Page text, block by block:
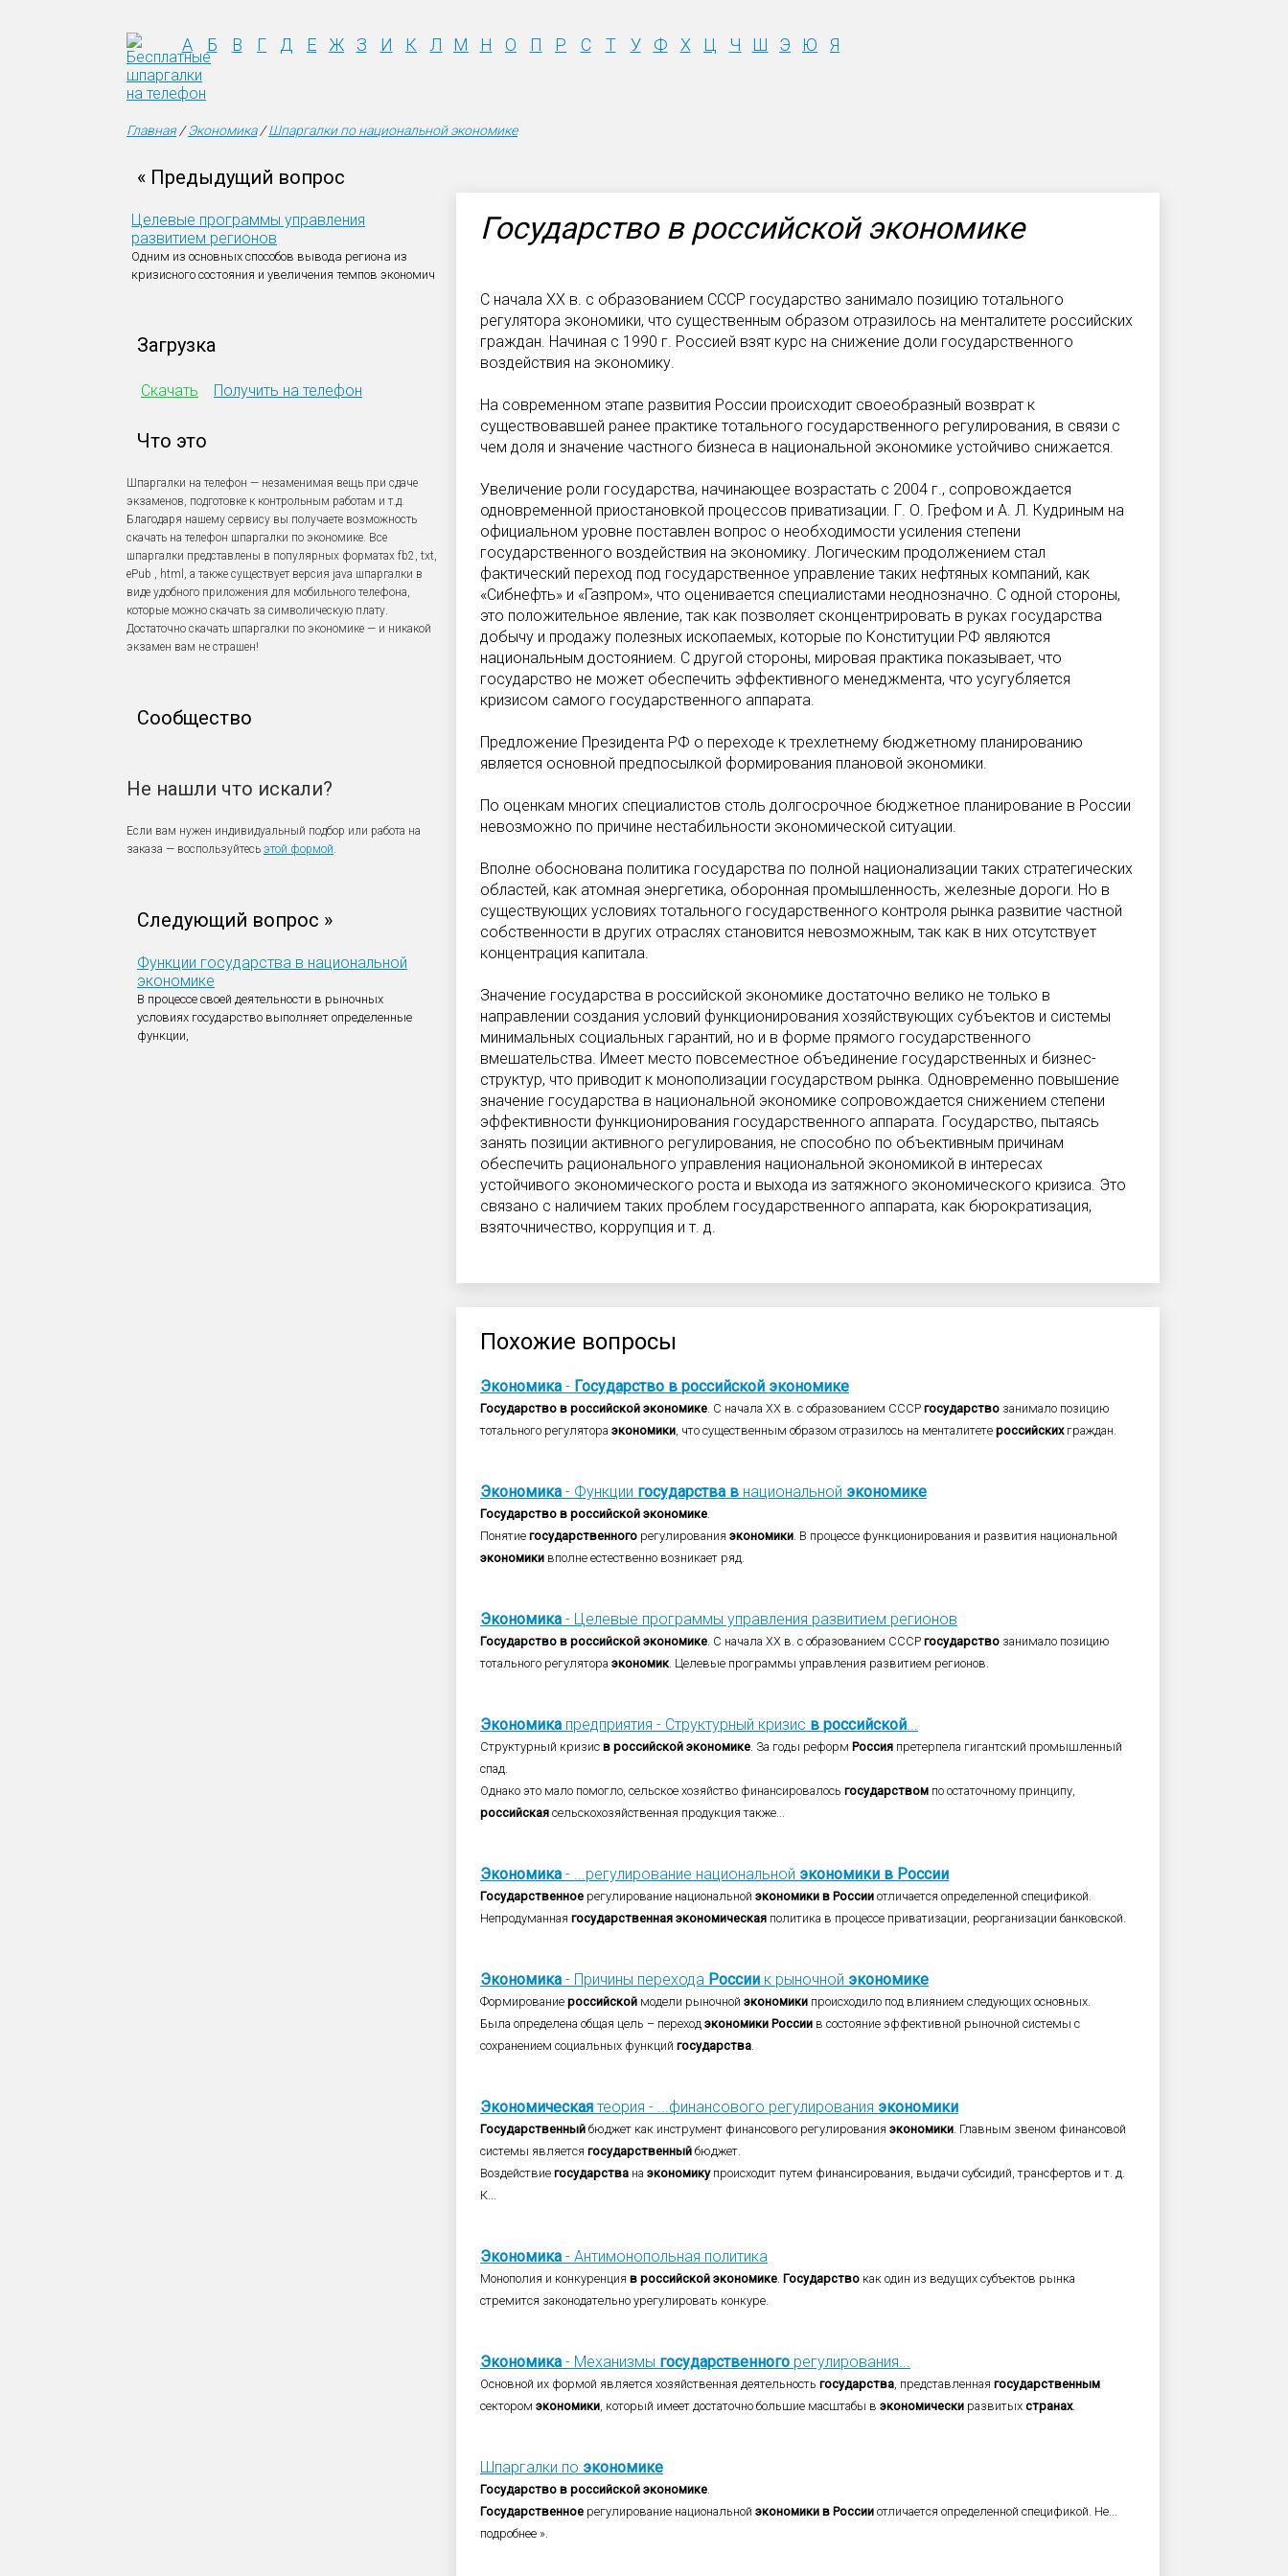
А Б В Г Д Е Ж З И К Л М Н О П Р С Т У Ф Х Ц Ч Ш Э Ю Я
Главная/Экономика/Шпаргалки по национальной экономике
« Предыдущий вопрос
Целевые программы управления
развитием регионов
Одним из основных способов вывода региона из
кризисного состояния и увеличения темпов экономич
Загрузка
Скачать Получить на телефон
Что это
Шпаргалки на телефон — незаменимая вещь при сдаче
экзаменов, подготовке к контрольным работам и т.д.
Благодаря нашему сервису вы получаете возможность
скачать на телефон шпаргалки по экономике. Все
шпаргалки представлены в популярных форматах fb2, txt,
ePub , html, а также существует версия java шпаргалки в
виде удобного приложения для мобильного телефона,
которые можно скачать за символическую плату.
Достаточно скачать шпаргалки по экономике — и никакой
экзамен вам не страшен!
Сообщество
Не нашли что искали?
Если вам нужен индивидуальный подбор или работа на
заказа — воспользуйтесь этой формой.
Следующий вопрос »
Функции государства в национальной
экономике
В процессе своей деятельности в рыночных
условиях государство выполняет определенные
функции,
Государство в российской экономике
С начала ХХ в. с образованием СССР государство занимало позицию тотального
регулятора экономики, что существенным образом отразилось на менталитете российских
граждан. Начиная с 1990 г. Россией взят курс на снижение доли государственного
воздействия на экономику.
На современном этапе развития России происходит своеобразный возврат к
существовавшей ранее практике тотального государственного регулирования, в связи с
чем доля и значение частного бизнеса в национальной экономике устойчиво снижается.
Увеличение роли государства, начинающее возрастать с 2004 г., сопровождается
одновременной приостановкой процессов приватизации. Г. О. Грефом и А. Л. Кудриным на
официальном уровне поставлен вопрос о необходимости усиления степени
государственного воздействия на экономику. Логическим продолжением стал
фактический переход под государственное управление таких нефтяных компаний, как
«Сибнефть» и «Газпром», что оценивается специалистами неоднозначно. С одной стороны,
это положительное явление, так как позволяет сконцентрировать в руках государства
добычу и продажу полезных ископаемых, которые по Конституции РФ являются
национальным достоянием. С другой стороны, мировая практика показывает, что
государство не может обеспечить эффективного менеджмента, что усугубляется
кризисом самого государственного аппарата.
Предложение Президента РФ о переходе к трехлетнему бюджетному планированию
является основной предпосылкой формирования плановой экономики.
По оценкам многих специалистов столь долгосрочное бюджетное планирование в России
невозможно по причине нестабильности экономической ситуации.
Вполне обоснована политика государства по полной национализации таких стратегических
областей, как атомная энергетика, оборонная промышленность, железные дороги. Но в
существующих условиях тотального государственного контроля рынка развитие частной
собственности в других отраслях становится невозможным, так как в них отсутствует
концентрация капитала.
Значение государства в российской экономике достаточно велико не только в
направлении создания условий функционирования хозяйствующих субъектов и системы
минимальных социальных гарантий, но и в форме прямого государственного
вмешательства. Имеет место повсеместное объединение государственных и бизнес-
структур, что приводит к монополизации государством рынка. Одновременно повышение
значение государства в национальной экономике сопровождается снижением степени
эффективности функционирования государственного аппарата. Государство, пытаясь
занять позиции активного регулирования, не способно по объективным причинам
обеспечить рационального управления национальной экономикой в интересах
устойчивого экономического роста и выхода из затяжного экономического кризиса. Это
связано с наличием таких проблем государственного аппарата, как бюрократизация,
взяточничество, коррупция и т. д.
Похожие вопросы
Экономика - Государство в российской экономике
Государство в российской экономике. С начала ХХ в. с образованием СССР государство занимало позицию
тотального регулятора экономики, что существенным образом отразилось на менталитете российскихграждан.
Экономика - Функции государства в национальной экономике
Государство в российской экономике.
Понятие государственного регулирования экономики. В процессе функционирования и развития национальной
экономики вполне естественно возникает ряд.
Экономика - Целевые программы управления развитием регионов
Государство в российской экономике. С начала ХХ в. с образованием СССР государство занимало позицию
тотального регулятора экономик. Целевые программы управления развитием регионов.
Экономика предприятия - Структурный кризис в российской...
Структурный кризис в российской экономике. За годы реформ Россия претерпела гигантский промышленный
спад.
Однако это мало помогло, сельское хозяйство финансировалось государством по остаточному принципу,
российская сельскохозяйственная продукция также...
Экономика - ...регулирование национальной экономики в России
Государственное регулирование национальной экономики в России отличается определенной спецификой.
Непродуманная государственная экономическая политика в процессе приватизации, реорганизации банковской.
Экономика - Причины перехода России к рыночной экономике
Формирование российской модели рыночной экономики происходило под влиянием следующих основных.
Была определена общая цель – переход экономики России в состояние эффективной рыночной системы с
сохранением социальных функций государства.
Экономическая теория - ...финансового регулирования экономики
Государственный бюджет как инструмент финансового регулирования экономики. Главным звеном финансовой
системы является государственный бюджет.
Воздействие государства на экономикупроисходит путем финансирования, выдачи субсидий, трансфертов и т. д.
К...
Экономика - Антимонопольная политика
Монополия и конкуренция в российской экономике. Государство как один из ведущих субъектов рынка
стремится законодательно урегулировать конкуре.
Экономика - Механизмы государственного регулирования...
Основной их формой является хозяйственная деятельность государства, представленная государственным
сектором экономики, который имеет достаточно большие масштабы в экономически развитых странах.
Шпаргалки по экономике
Государство в российской экономике.
Государственное регулирование национальной экономики в России отличается определенной спецификой. Не...
подробнее ».